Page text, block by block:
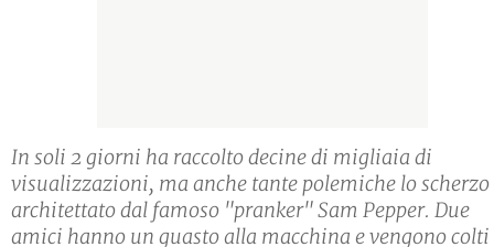
In soli 2 giorni ha raccolto decine di migliaia di
visualizzazioni, ma anche tante polemiche lo scherzo
architettato dal famoso "pranker" Sam Pepper. Due
amici hanno un guasto alla macchina e vengono